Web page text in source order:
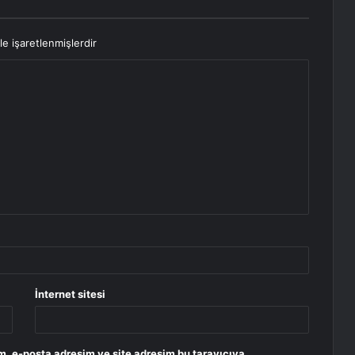
işaretlenmişlerdir
İnternet sitesi